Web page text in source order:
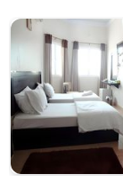
軸
は、
客
室
の
平
化
す
か
を
表
し
い
ま